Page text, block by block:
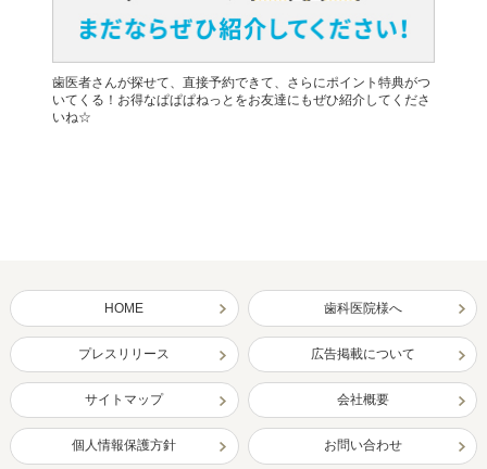
歯医者さんが探せて、直接予約できて、さらにポイント特典がつ
いてくる！お得なぱぱぱねっとをお友達にもぜひ紹介してくださ
いね☆
HOME 歯科医院様へ
プレスリリース 広告掲載について
サイトマップ 会社概要
個人情報保護方針 お問い合わせ